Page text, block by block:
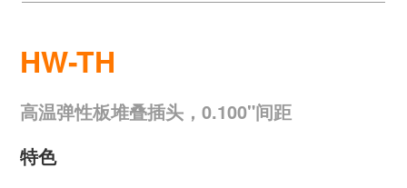
HW-TH
高温弹性板堆叠插头，0.100"间距
特色